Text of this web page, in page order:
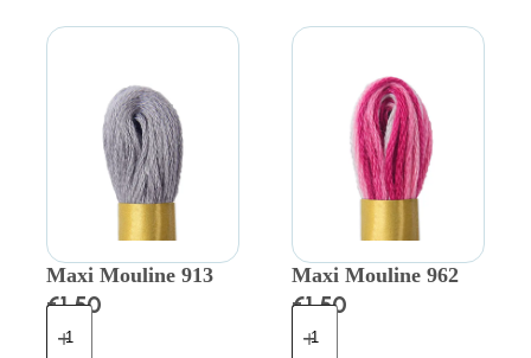
Maxi Mouline 913
€1.50
Maxi Mouline 962
€1.50